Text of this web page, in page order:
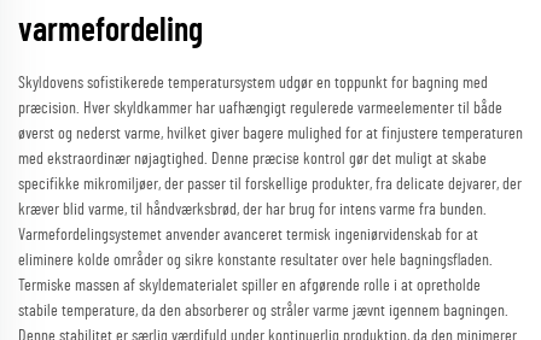
varmefordeling
Skyldovens sofistikerede temperatursystem udgør en toppunkt for bagning med
præcision. Hver skyldkammer har uafhængigt regulerede varmeelementer til både
øverst og nederst varme, hvilket giver bagere mulighed for at finjustere temperaturen
med ekstraordinær nøjagtighed. Denne præcise kontrol gør det muligt at skabe
specifikke mikromiljøer, der passer til forskellige produkter, fra delicate dejvarer, der
kræver blid varme, til håndværksbrød, der har brug for intens varme fra bunden.
Varmefordelingsystemet anvender avanceret termisk ingeniørvidenskab for at
eliminere kolde områder og sikre konstante resultater over hele bagningsfladen.
Termiske massen af skyldematerialet spiller en afgørende rolle i at opretholde
stabile temperature, da den absorberer og stråler varme jævnt igennem bagningen.